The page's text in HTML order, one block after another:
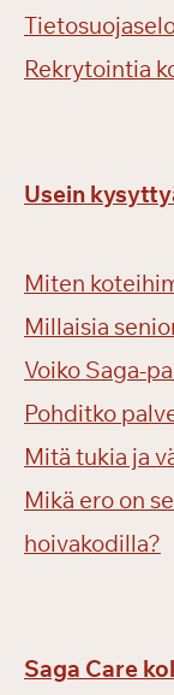
Rekrytointia
Usein
Miten
Millaisia
Voiko Saga-
Pohditko
Mitä tukia ja
Mikä ero on
hoivakodilla?
Saga Care